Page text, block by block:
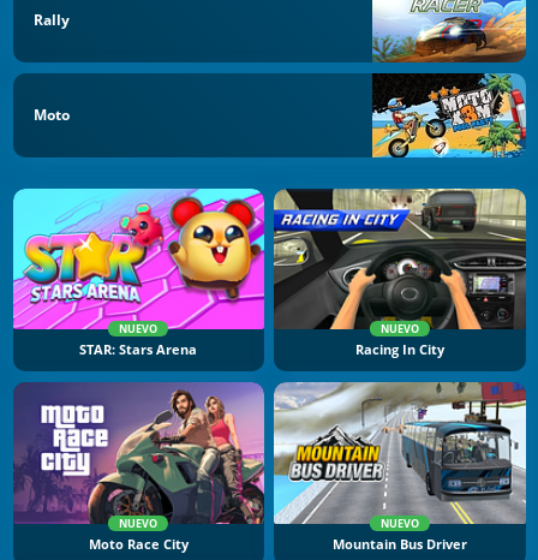
Rally
Moto
NUEVO
STAR: Stars Arena
NUEVO
Racing In City
NUEVO
Moto Race City
NUEVO
Mountain Bus Driver